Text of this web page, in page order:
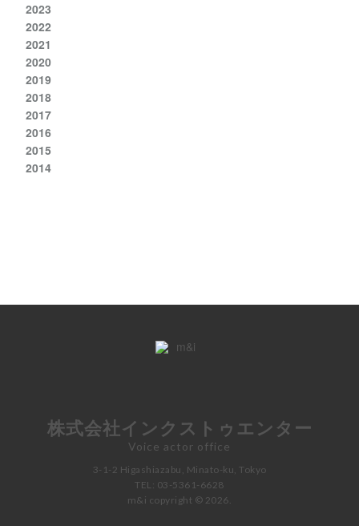
2023
2022
2021
2020
2019
2018
2017
2016
2015
2014
株式会社インクストゥエンター
Voice actor office
3-1-2 Higashiazabu, Minato-ku, Tokyo
TEL: 03-5361-6628
m&i copyright © 2026.